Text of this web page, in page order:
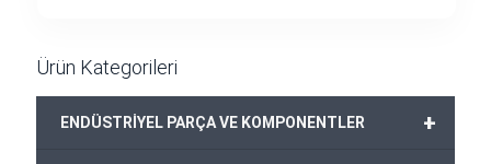
Ürün Kategorileri
+
ENDÜSTRİYEL PARÇA VE KOMPONENTLER